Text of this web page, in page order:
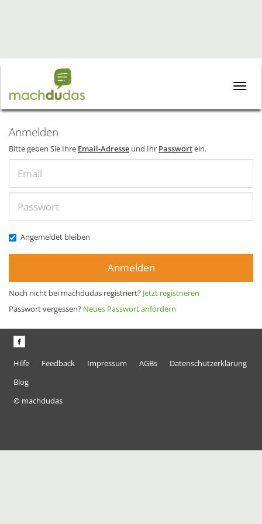
Toggle
Anmelden
Bitte geben Sie Ihre Email-Adresse und Ihr Passwortein.
Angemeldet bleiben
Anmelden
Noch nicht bei machdudas registriert? Jetzt registrieren
Passwort vergessen? Neues Passwort anfordern
Hilfe Feedback Impressum AGBs
Datenschutzerklärung
Blog
© machdudas